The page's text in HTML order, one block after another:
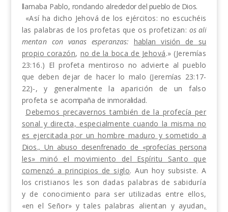
llamaba Pablo, rondando alre­dedor del pueblo de Dios.
«Así ha dicho Jehová de los ejércitos: no escuchéis
las palabras de los profetas que os profetizan:osali­
mentancon vanas esperanzas: hablan visión de su
propio corazón, no de la boca de Jehová.» (Jeremías
23:16.) El profeta mentiroso no advierte al pueblo
que deben dejar de hacer lo malo (Jeremías 23:17-
22)-, y generalmente la aparición de un falso
profeta se acompaña de inmoralidad.
Debemos precavernos también de la profecía per­
sonal y directa, especialmente cuando la misma no
es ejercitada por un hombre maduro y sometido a
Dios., Un abuso desenfrenado de «profecías persona­
les» minó el movimiento del Espíritu Santo que
comenzó a principios de siglo. Aun hoy subsiste. A
los cristianos les son dadas palabras de sabiduría
y de conocimiento para ser utilizadas entre ellos,
«en el Señor» y tales palabras alientan y ayudan,